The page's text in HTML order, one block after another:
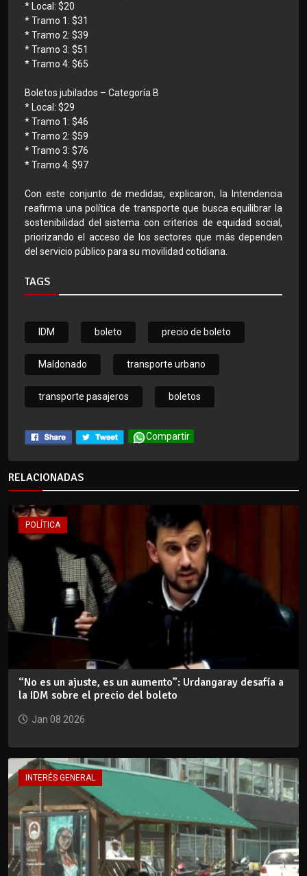
* Local: $20
* Tramo 1: $31
* Tramo 2: $39
* Tramo 3: $51
* Tramo 4: $65
Boletos jubilados – Categoría B
* Local: $29
* Tramo 1: $46
* Tramo 2: $59
* Tramo 3: $76
* Tramo 4: $97
Con este conjunto de medidas, explicaron, la Intendencia
reafirma una política de transporte que busca equilibrar la
sostenibilidad del sistema con criterios de equidad social,
priorizando el acceso de los sectores que más dependen
del servicio público para su movilidad cotidiana.
TAGS
IDM boleto precio de boleto
Maldonado transporte urbano
transporte pasajeros boletos
Compartir
RELACIONADAS
POLÍTICA
“No es un ajuste, es un aumento”: Urdangaray desafía a
la IDM sobre el precio del boleto
Jan 08 2026
INTERÉS GENERAL